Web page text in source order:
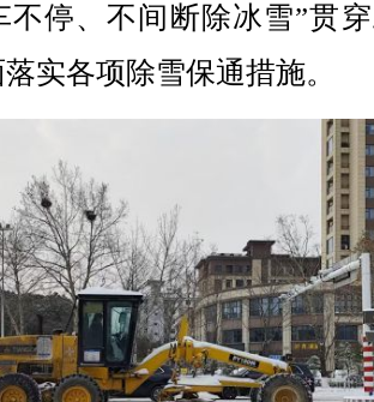
不停、不间断除冰雪”贯
实各项除雪保通措施。